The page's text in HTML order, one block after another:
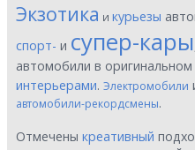
Экзотика и курьезы
спорт- и супер-кары
автомобили в оригинальном
интерьерами. Электромобили
автомобили-рекордсмены.
Отмечены креативный